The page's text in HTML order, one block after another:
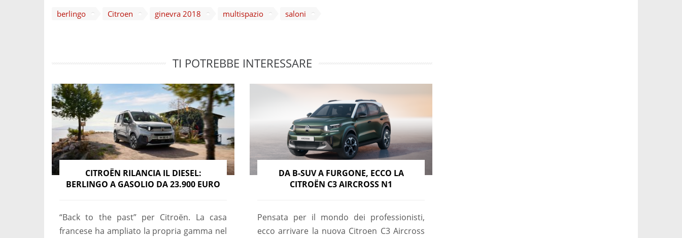
berlingo Citroen ginevra 2018 multispazio saloni
TI POTREBBE INTERESSARE
CITROËN RILANCIA IL DIESEL:
BERLINGO A GASOLIO DA 23.900 EURO
“Back to the past” per Citroën. La casa
francese ha ampliato la propria gamma nel
DA B-SUV A FURGONE, ECCO LA
CITROËN C3 AIRCROSS N1
Pensata per il mondo dei professionisti,
ecco arrivare la nuova Citroen C3 Aircross